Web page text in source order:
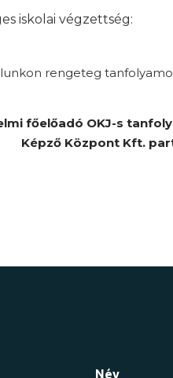
iskolai végzettség:
rengeteg
főelőadó OKJ-s
Képző Központ Kft.